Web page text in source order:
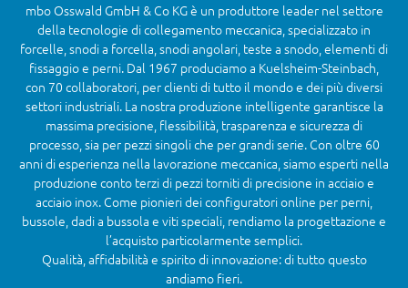
mbo Osswald GmbH & Co KG è un produttore leader nel settore
della tecnologie di collegamento meccanica, specializzato in
forcelle, snodi a forcella, snodi angolari, teste a snodo, elementi di
fissaggio e perni. Dal 1967 produciamo a Kuelsheim-Steinbach,
con 70 collaboratori, per clienti di tutto il mondo e dei più diversi
settori industriali. La nostra produzione intelligente garantisce la
massima precisione, flessibilità, trasparenza e sicurezza di
processo, sia per pezzi singoli che per grandi serie. Con oltre 60
anni di esperienza nella lavorazione meccanica, siamo esperti nella
produzione conto terzi di pezzi torniti di precisione in acciaio e
acciaio inox. Come pionieri dei configuratori online per perni,
bussole, dadi a bussola e viti speciali, rendiamo la progettazione e
l’acquisto particolarmente semplici.
Qualità, affidabilità e spirito di innovazione: di tutto questo
andiamo fieri.